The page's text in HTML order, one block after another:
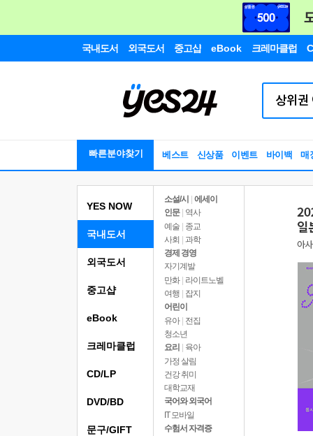
국내도서 외국도서 중고샵 eBook 크레마클럽
빠른분야찾기 베스트 신상품 이벤트 바이백 매
YES NOW
국내도서
소설/시
에세이
인문
역사
예술 | 종교
사회 | 과학
경제 경영
자기계발
만화 | 라이트노벨
여행
잡지
어린이
유아 | 전집
청소년
요리
육아
가정 살림
건강 취미
대학교재
국어와 외국어
IT 모바일
수험서 자격증
외국도서
중고샵
eBook
크레마클럽
CD/LP
DVD/BD
문구/GIFT